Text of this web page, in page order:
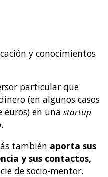
y conocimientos
particular que
(en algunos casos
euros) en una startup
también aporta sus
y sus contactos,
de socio-mentor.